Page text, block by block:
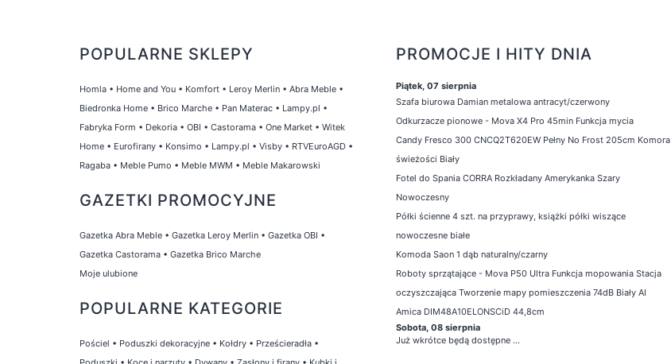
POPULARNE SKLEPY
Homla • Home and You • Komfort • Leroy Merlin • Abra Meble •
Biedronka Home • Brico Marche • Pan Materac • Lampy.pl •
Fabryka Form • Dekoria • OBI • Castorama • One Market • Witek
Home • Eurofirany • Konsimo • Lampy.pl • Visby • RTVEuroAGD •
Ragaba • Meble Pumo • Meble MWM • Meble Makarowski
GAZETKI PROMOCYJNE
Gazetka Abra Meble • Gazetka Leroy Merlin • Gazetka OBI •
Gazetka Castorama • Gazetka Brico Marche
Moje ulubione
POPULARNE KATEGORIE
Pościel • Poduszki dekoracyjne • Kołdry • Prześcieradła •
PROMOCJE I HITY DNIA
Piątek, 07 sierpnia
Szafa biurowa Damian metalowa antracyt/czerwony
Odkurzacze pionowe - Mova X4 Pro 45min Funkcja mycia
Candy Fresco 300 CNCQ2T620EW Pełny No Frost 205cm Komora
świeżości Biały
Fotel do Spania CORRA Rozkładany Amerykanka Szary
Nowoczesny
Półki ścienne 4 szt. na przyprawy, książki półki wiszące
nowoczesne białe
Komoda Saon 1 dąb naturalny/czarny
Roboty sprzątające - Mova P50 Ultra Funkcja mopowania Stacja
oczyszczająca Tworzenie mapy pomieszczenia 74dB Biały AI
Amica DIM48A10ELONSCiD 44,8cm
Sobota, 08 sierpnia
Już wkrótce będą dostępne ...